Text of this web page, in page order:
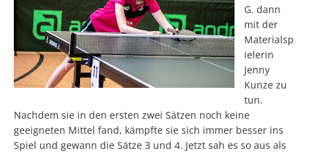
G. dann
mit der
Materialsp
ielerin
Jenny
Kunze zu
tun.
Nachdem sie in den ersten zwei Sätzen noch keine
geeigneten Mittel fand, kämpfte sie sich immer besser ins
Spiel und gewann die Sätze 3 und 4. Jetzt sah es so aus als